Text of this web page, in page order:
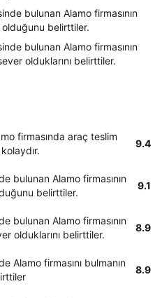
bulunan Alamo firmasının
olduğunu belirttiler.
bulunan Alamo firmasının
olduklarını belirttiler.
firmasında araç teslim
9.4
bulunan Alamo firmasının
belirttiler.
9.1
bulunan Alamo firmasının
olduklarını belirttiler.
8.9
Alamo firmasını bulmanın
8.9